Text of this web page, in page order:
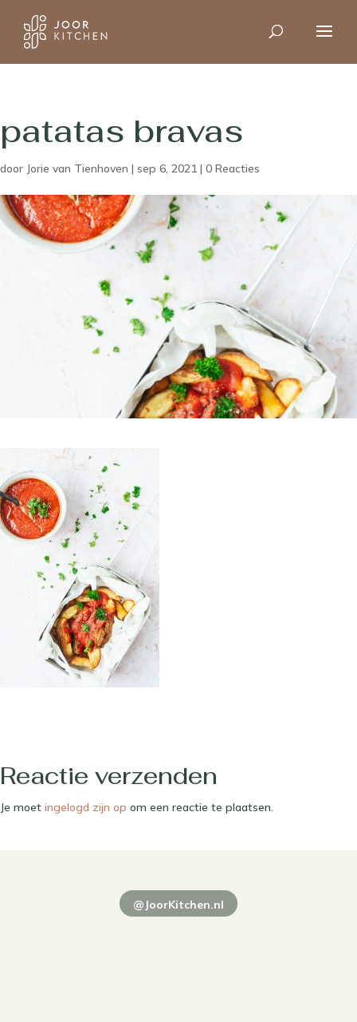
patatas bravas
door Jorie van Tienhoven | sep 6, 2021 | 0 Reacties
Reactie verzenden
Je moet ingelogd zijn op om een reactie te plaatsen.
@JoorKitchen.nl